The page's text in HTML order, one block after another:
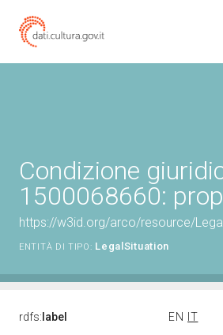
Condizione
1500068660:
https://w3id.org/arco/resource/
ENTITÀ DI TIPO: LegalSituation
rdfs: label EN
IT